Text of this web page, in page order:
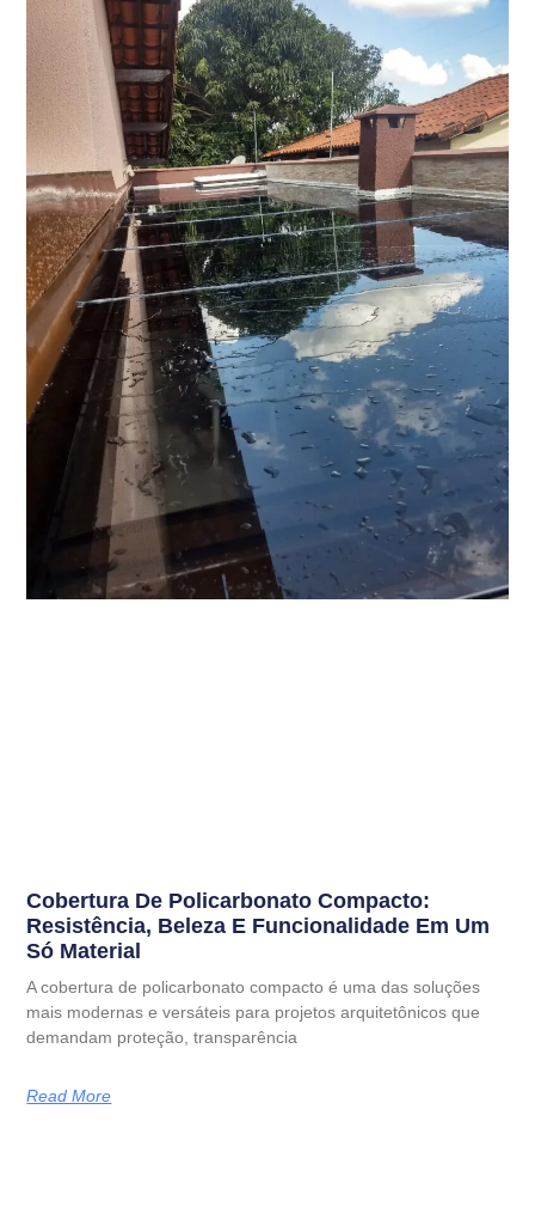
Cobertura De Policarbonato Compacto:
Resistência, Beleza E Funcionalidade Em Um
Só Material
A cobertura de policarbonato compacto é uma das soluções
mais modernas e versáteis para projetos arquitetônicos que
demandam proteção, transparência
Read More